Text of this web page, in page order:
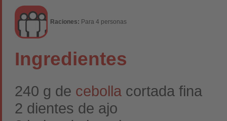
Raciones: Para 4 personas
Ingredientes
240 g de cebolla cortada fina
2 dientes de ajo